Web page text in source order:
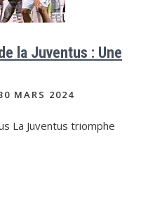
la Juventus : Une
MARS 2024
La Juventus triomphe